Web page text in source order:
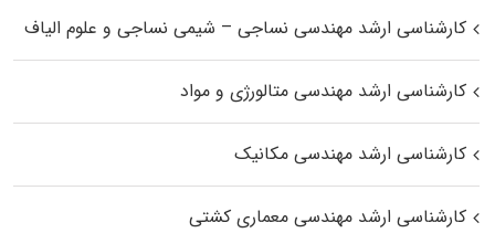
کارشناسی ارشد مهندسی نساجی – شیمی نساجی و علوم الیاف
کارشناسی ارشد مهندسی متالورژی و مواد
کارشناسی ارشد مهندسی مکانیک
کارشناسی ارشد مهندسی معماری کشتی